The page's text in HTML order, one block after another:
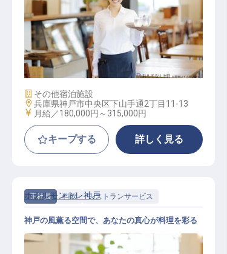
レストランサービス
施設業態
その他宿泊施設
勤務地
兵庫県神戸市中央区下山手通2丁目11-13
給与
月給／180,000円～ 315,000円
キープする 詳しく見る
正社員 料飲 レストランサービス
ホテルモントレ神戸
神戸の風薫る空間で、あなたの真心が料理を彩る